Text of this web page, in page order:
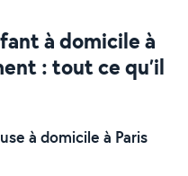
à domicile à
: tout ce qu’il
à domicile à Paris